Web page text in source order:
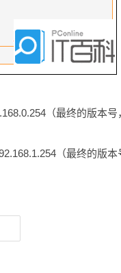
（最终的版本
（最终的版